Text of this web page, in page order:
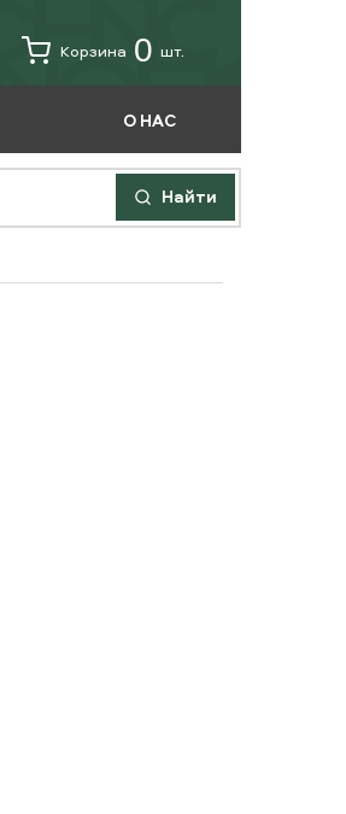
Корзина 0 шт.
О НАС
Найти